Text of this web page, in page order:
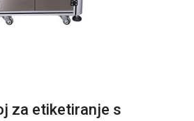
za etiketiranje s